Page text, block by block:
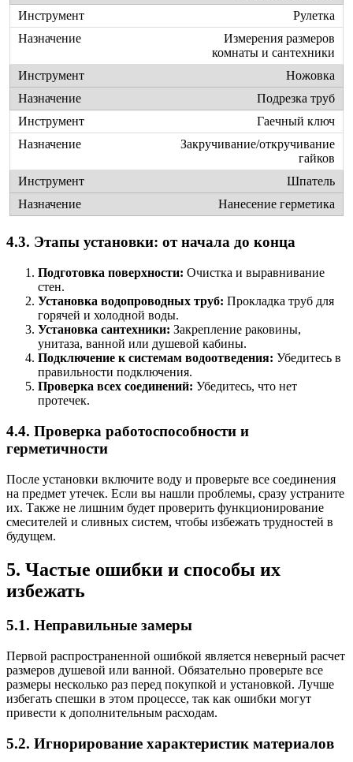
Рулетка
Измерения размеров
комнаты и сантехники
Ножовка
Подрезка труб
Гаечный ключ
Закручивание/откручивание
гайков
Шпатель
Нанесение герметика
4.3. Этапы установки: от начала до конца
Подготовка поверхности: Очистка и выравнивание
стен.
Установка водопроводных труб: Прокладка труб для
горячей и холодной воды.
Установка сантехники: Закрепление раковины,
унитаза, ванной или душевой кабины.
Подключение к системам водоотведения: Убедитесь в
правильности подключения.
Проверка всех соединений: Убедитесь, что нет
протечек.
4.4. Проверка работоспособности и
герметичности
После установки включите воду и проверьте все соединения
на предмет утечек. Если вы нашли проблемы, сразу устраните
их. Также не лишним будет проверить функционирование
смесителей и сливных систем, чтобы избежать трудностей в
будущем.
5. Частые ошибки и способы их
избежать
5.1. Неправильные замеры
Первой распространенной ошибкой является неверный расчет
размеров душевой или ванной. Обязательно проверьте все
размеры несколько раз перед покупкой и установкой. Лучше
избегать спешки в этом процессе, так как ошибки могут
привести к дополнительным расходам.
5.2. Игнорирование характеристик материалов